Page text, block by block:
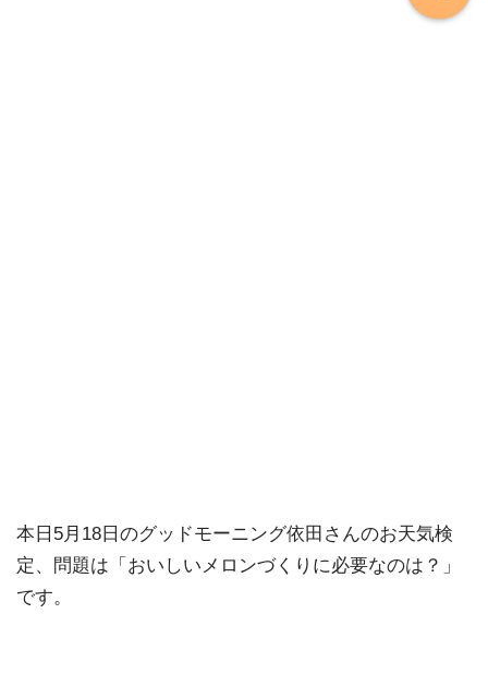
本日5月18日のグッドモーニング依田さんのお天気検
定、問題は「おいしいメロンづくりに必要なのは？」
です。